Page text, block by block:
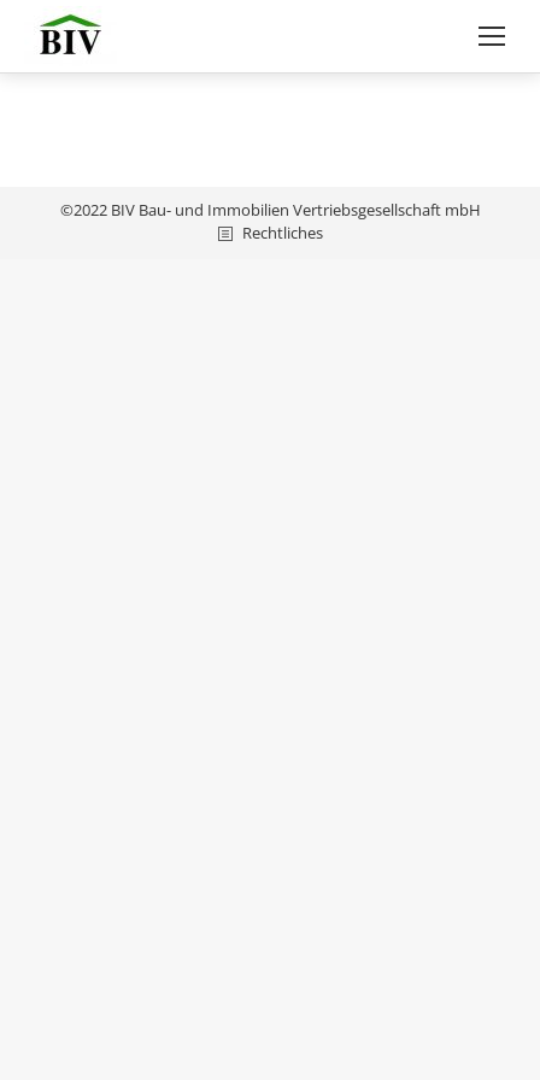
©2022 BIV Bau- und Immobilien Vertriebsgesellschaft mbH
Rechtliches